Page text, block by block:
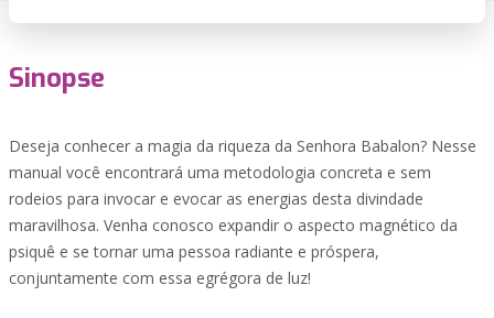
Sinopse
Deseja conhecer a magia da riqueza da Senhora Babalon? Nesse
manual você encontrará uma metodologia concreta e sem
rodeios para invocar e evocar as energias desta divindade
maravilhosa. Venha conosco expandir o aspecto magnético da
psiquê e se tornar uma pessoa radiante e próspera,
conjuntamente com essa egrégora de luz!